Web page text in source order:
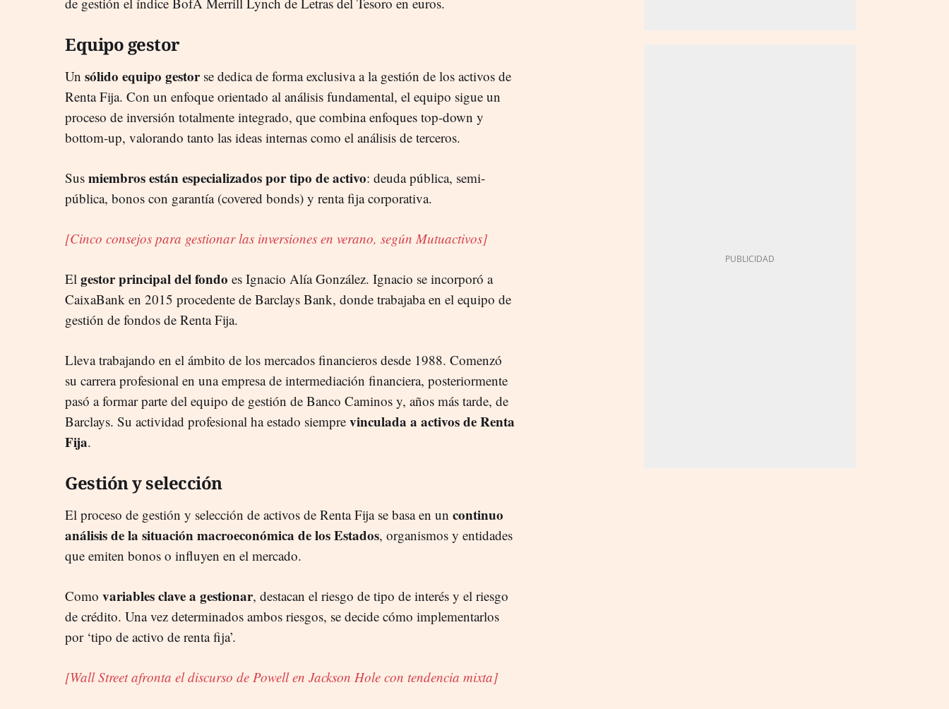
Equipo gestor
Un sólido equipo gestorse dedica de forma exclusiva a la gestión de los activos de
Renta Fija. Con un enfoque orientado al análisis fundamental, el equipo sigue un
proceso de inversión totalmente integrado, que combina enfoques top-down y
bottom-up, valorando tanto las ideas internas como el análisis de terceros.
Sus miembros están especializados por tipo de activo: deuda pública, semi-
pública, bonos con garantía (covered bonds) y renta fija corporativa.
[Cinco consejos para gestionar las inversiones en verano, según Mutuactivos]
El gestor principal del fondo es Ignacio Alía González. Ignacio se incorporó a
CaixaBank en 2015 procedente de Barclays Bank, donde trabajaba en el equipo de
gestión de fondos de Renta Fija.
Lleva trabajando en el ámbito de los mercados financieros desde 1988. Comenzó
su carrera profesional en una empresa de intermediación financiera, posteriormente
pasó a formar parte del equipo de gestión de Banco Caminos y, años más tarde, de
Barclays. Su actividad profesional ha estado siempre vinculada a activos de Renta
Fija.
Gestión y selección
El proceso de gestión y selección de activos de Renta Fija se basa en un continuo
análisis de la situación macroeconómica de los Estados, organismos y entidades
que emiten bonos o influyen en el mercado.
Como variables clave a gestionar, destacan el riesgo de tipo de interés y el riesgo
de crédito. Una vez determinados ambos riesgos, se decide cómo implementarlos
por ‘tipo de activo de renta fija’.
[Wall Street afronta el discurso de Powell en Jackson Hole con tendencia mixta]